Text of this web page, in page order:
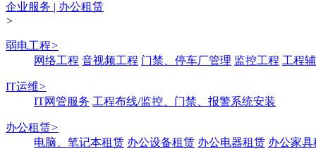
企业服务 | 办公租赁
>
弱电工程>
网络工程 音视频工程 门禁、停车厂管理 监控工程 工程
IT运维>
IT网管服务 工程布线/监控、门禁、报警系统安装
办公租赁>
电脑、笔记本租赁 办公设备租赁 办公电器租赁 办公家具